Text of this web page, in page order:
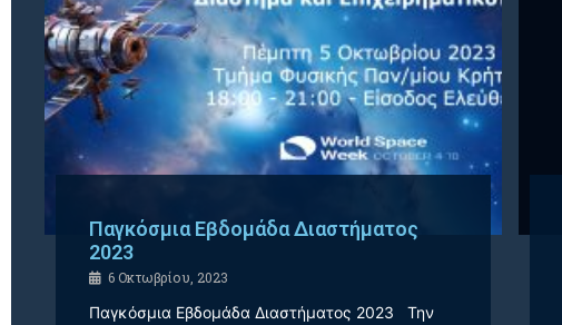
Παγκόσμια Εβδομάδα Διαστήματος
2023
6 Οκτωβρίου, 2023
Παγκόσμια Εβδομάδα Διαστήματος 2023 Την